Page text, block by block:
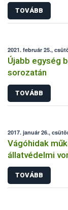
TOVÁBB
2021. február 25.,
Újabb egység
sorozatán
TOVÁBB
2017. január 26.,
Vágóhidak
állatvédelmi
TOVÁBB